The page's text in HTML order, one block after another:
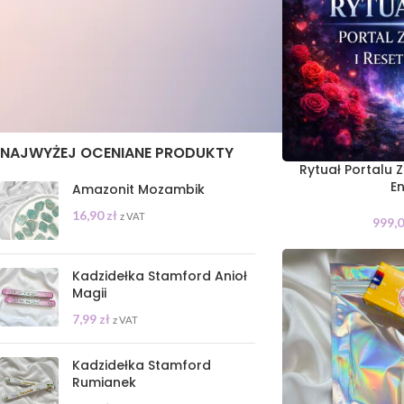
NAJWYŻEJ OCENIANE PRODUKTY
Amazonit Mozambik
16,90zł z VAT
Kadzidełka Stamford Anioł
Magii
7,99 zł z VAT
Kadzidełka Stamford
Rumianek
Rytuał Portalu